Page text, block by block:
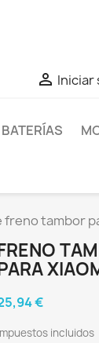
 Iniciar
BATERÍAS
tambor
€
incluidos